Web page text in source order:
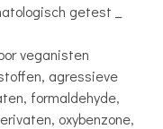
getest _
veganisten
agressieve
formaldehyde,
oxybenzone,